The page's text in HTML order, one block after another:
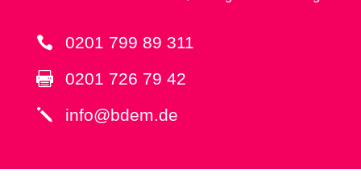
 0201 799 89 311
 0201 726 79 42
j info@bdem.de